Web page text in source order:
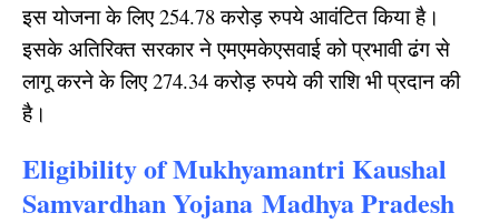
इस योजना के लिए 254.78 करोड़ रुपये आवंटित किया है।
इसके अतिरिक्त सरकार ने एमएमकेएसवाई को प्रभावी ढंग से
लागू करने के लिए 274.34 करोड़ रुपये की राशि भी प्रदान की
है।
Eligibility of Mukhyamantri Kaushal
Samvardhan Yojana Madhya Pradesh